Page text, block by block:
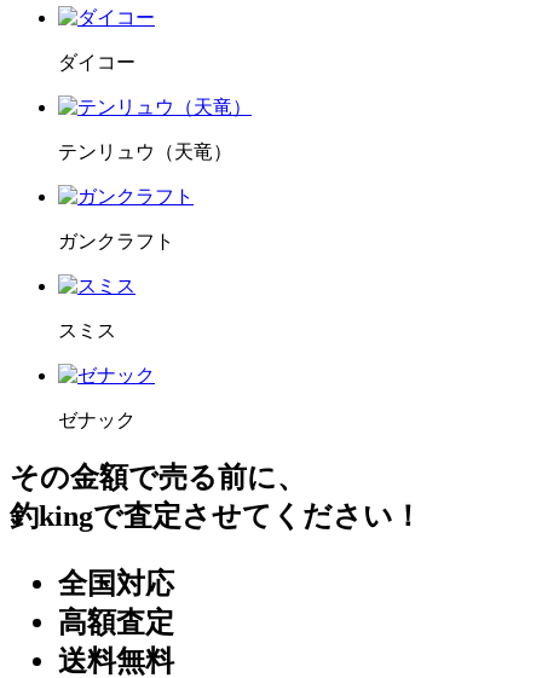
ダイコー
テンリュウ（天竜）
ガンクラフト
スミス
ゼナック
その金額で売る前に、
釣kingで査定させてください！
全国対応
高額査定
送料無料